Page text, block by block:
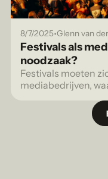
8/7/2025•Glenn van
Festivals als
noodzaak?
Festivals moeten
mediabedrijven,
inkomsten te